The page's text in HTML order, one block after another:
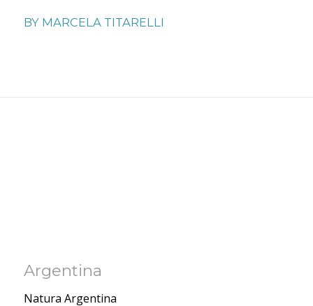
BY MARCELA TITARELLI
Argentina
Natura Argentina